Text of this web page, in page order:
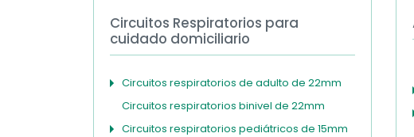
Circuitos Respiratorios para
cuidado domiciliario
Circuitos respiratorios de adulto de 22mm
Circuitos respiratorios binivel de 22mm
Circuitos respiratorios pediátricos de 15mm